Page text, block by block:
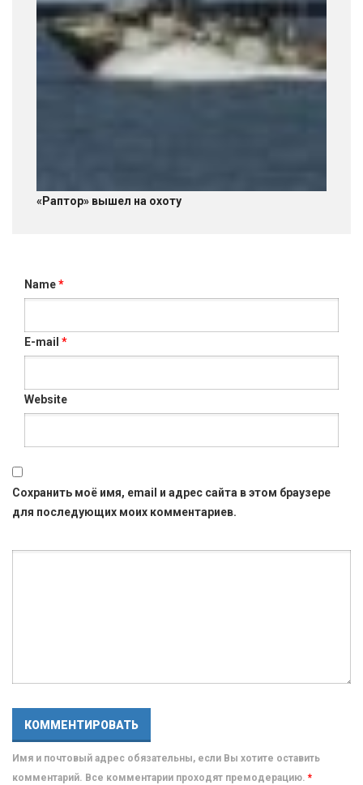
«Раптор» вышел на охоту
Name*
E-mail *
Website
Сохранить моё имя, email и адрес сайта в этом браузере
для последующих моих комментариев.
Имя и почтовый адрес обязательны, если Вы хотите оставить
комментарий. Все комментарии проходят премодерацию. *